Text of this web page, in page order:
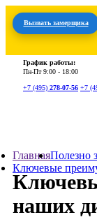
Вызвать замерщика
График работы:
Пн-Пт9:00 - 18:00
+7 (495) 278-07-56 +7
ГлавнаяПолезно
Ключевые
наших